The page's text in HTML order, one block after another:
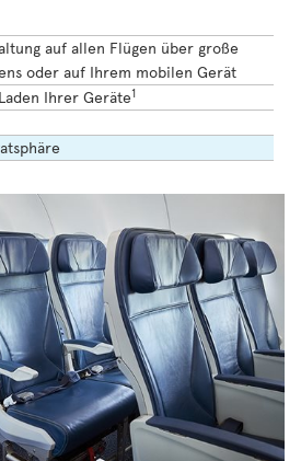
auf allen Flügen über große
oder auf Ihrem mobilen Gerät
Ihrer Geräte1